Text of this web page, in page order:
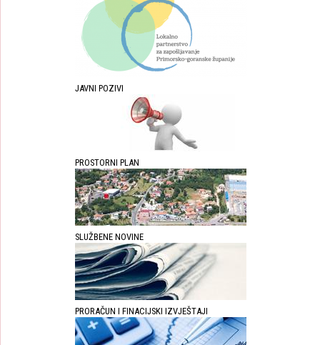
JAVNI POZIVI
PROSTORNI PLAN
SLUŽBENE NOVINE
PRORAČUN I FINACIJSKI IZVJEŠTAJI